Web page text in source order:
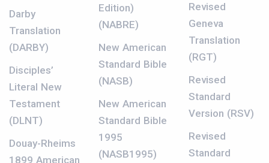
Darby
Translation
(DARBY)
Disciples’
Literal New
Testament
(DLNT)
Douay-Rheims
1899 American
Edition)
(NABRE)
New American
Standard Bible
(NASB)
New American
Standard Bible
1995
(NASB1995)
Revised
Geneva
Translation
(RGT)
Revised
Standard
Version (RSV)
Revised
Standard